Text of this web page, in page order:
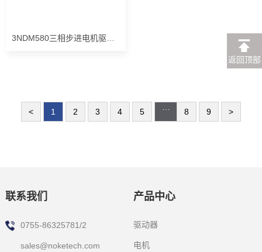
3NDM580三相步进电机驱动器
< 1 2 3 4 5 8 9 >
返回顶部
联系我们
0755-86325781/2
sales@noketech.com
产品中心
驱动器
电机